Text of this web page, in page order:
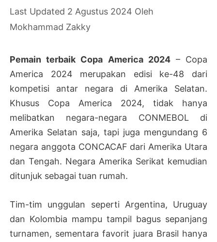
2 Agustus 2024 Oleh
Mokhammad Zakky
Pemain terbaik Copa America 2024– Copa
America 2024 merupakan edisi ke-48 dari
kompetisi antar negara di Amerika Selatan.
Khusus Copa America 2024, tidak hanya
melibatkan negara-negara CONMEBOL di
Amerika Selatan saja, tapi juga mengundang 6
negara anggota CONCACAF dari Amerika Utara
dan Tengah. Negara Amerika Serikat kemudian
ditunjuk sebagai tuan rumah.
Tim-tim unggulan seperti Argentina, Uruguay
dan Kolombia mampu tampil bagus sepanjang
turnamen, sementara favorit juara Brasil hanya